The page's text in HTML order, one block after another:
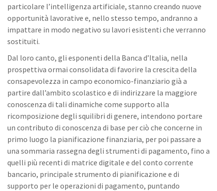
particolare l’intelligenza artificiale, stanno creando nuove
opportunità lavorative e, nello stesso tempo, andranno a
impattare in modo negativo su lavori esistenti che verranno
sostituiti.
Dal loro canto, gli esponenti della Banca d’Italia, nella
prospettiva ormai consolidata di favorire la crescita della
consapevolezza in campo economico-finanziario già a
partire dall’ambito scolastico e di indirizzare la maggiore
conoscenza di tali dinamiche come supporto alla
ricomposizione degli squilibri di genere, intendono portare
un contributo di conoscenza di base per ciò che concerne in
primo luogo la pianificazione finanziaria, per poi passare a
una sommaria rassegna degli strumenti di pagamento, fino a
quelli più recenti di matrice digitale e del conto corrente
bancario, principale strumento di pianificazione e di
supporto per le operazioni di pagamento, puntando